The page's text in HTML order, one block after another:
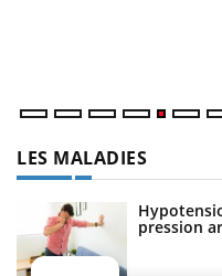
pression